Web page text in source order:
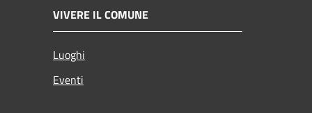
VIVERE IL COMUNE
Luoghi
Eventi